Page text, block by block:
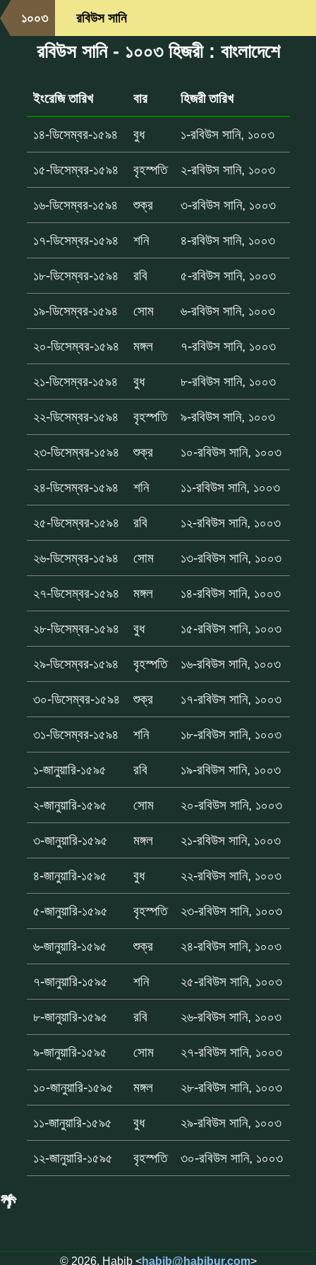
১০০৩ রবিউস সানি
রবিউস সানি - ১০০৩ হিজরী : বাংলাদেশে
ইংরেজি তারিখ বার হিজরী তারিখ
১৪-ডিসেম্বর-১৫৯৪ বুধ ১-রবিউস সানি, ১০০৩
১৫-ডিসেম্বর-১৫৯৪ বৃহস্পতি ২-রবিউস সানি, ১০০৩
১৬-ডিসেম্বর-১৫৯৪ শুক্র ৩-রবিউস সানি, ১০০৩
১৭-ডিসেম্বর-১৫৯৪ শনি ৪-রবিউস সানি, ১০০৩
১৮-ডিসেম্বর-১৫৯৪ রবি ৫-রবিউস সানি, ১০০৩
১৯-ডিসেম্বর-১৫৯৪ সোম ৬-রবিউস সানি, ১০০৩
২০-ডিসেম্বর-১৫৯৪ মঙ্গল ৭-রবিউস সানি, ১০০৩
২১-ডিসেম্বর-১৫৯৪ বুধ ৮-রবিউস সানি, ১০০৩
২২-ডিসেম্বর-১৫৯৪ বৃহস্পতি ৯-রবিউস সানি, ১০০৩
২৩-ডিসেম্বর-১৫৯৪ শুক্র ১০-রবিউস সানি, ১০০৩
২৪-ডিসেম্বর-১৫৯৪ শনি ১১-রবিউস সানি, ১০০৩
২৫-ডিসেম্বর-১৫৯৪ রবি ১২-রবিউস সানি, ১০০৩
২৬-ডিসেম্বর-১৫৯৪ সোম ১৩-রবিউস সানি, ১০০৩
২৭-ডিসেম্বর-১৫৯৪ মঙ্গল ১৪-রবিউস সানি, ১০০৩
২৮-ডিসেম্বর-১৫৯৪ বুধ ১৫-রবিউস সানি, ১০০৩
২৯-ডিসেম্বর-১৫৯৪ বৃহস্পতি ১৬-রবিউস সানি, ১০০৩
৩০-ডিসেম্বর-১৫৯৪ শুক্র ১৭-রবিউস সানি, ১০০৩
৩১-ডিসেম্বর-১৫৯৪ শনি ১৮-রবিউস সানি, ১০০৩
১-জানুয়ারি-১৫৯৫ রবি ১৯-রবিউস সানি, ১০০৩
২-জানুয়ারি-১৫৯৫ সোম ২০-রবিউস সানি, ১০০৩
৩-জানুয়ারি-১৫৯৫ মঙ্গল ২১-রবিউস সানি, ১০০৩
৪-জানুয়ারি-১৫৯৫ বুধ ২২-রবিউস সানি, ১০০৩
৫-জানুয়ারি-১৫৯৫ বৃহস্পতি ২৩-রবিউস সানি, ১০০৩
৬-জানুয়ারি-১৫৯৫ শুক্র ২৪-রবিউস সানি, ১০০৩
৭-জানুয়ারি-১৫৯৫ শনি ২৫-রবিউস সানি, ১০০৩
৮-জানুয়ারি-১৫৯৫ রবি ২৬-রবিউস সানি, ১০০৩
৯-জানুয়ারি-১৫৯৫ সোম ২৭-রবিউস সানি, ১০০৩
১০-জানুয়ারি-১৫৯৫ মঙ্গল ২৮-রবিউস সানি, ১০০৩
১১-জানুয়ারি-১৫৯৫ বুধ ২৯-রবিউস সানি, ১০০৩
১২-জানুয়ারি-১৫৯৫ বৃহস্পতি ৩০-রবিউস সানি, ১০০৩
🌴
© 2026, Habib <habib@habibur.com>